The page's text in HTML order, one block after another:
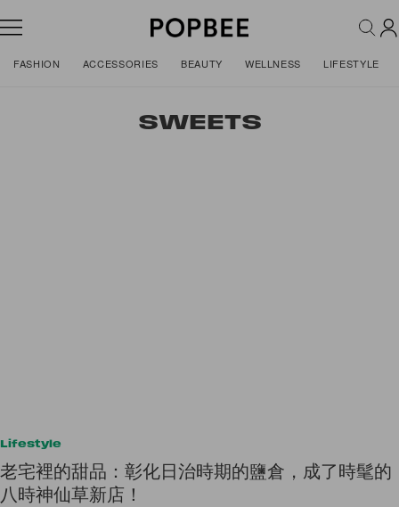
FASHION ACCESSORIES BEAUTY WELLNESS LIFESTYLE
SWEETS
Lifestyle
老宅裡的甜品：彰化日治時期的鹽倉，成了時髦的
八時神仙草新店！